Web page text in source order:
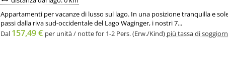
Appartamenti per vacanze di lusso sul lago. In una posizione tranquilla e
passi dalla riva sud-occidentale del Lago Waginger, i nostri 7...
Dal 157,49 € per unità / notte for 1-2 Pers. (Erw./Kind) più tassa di